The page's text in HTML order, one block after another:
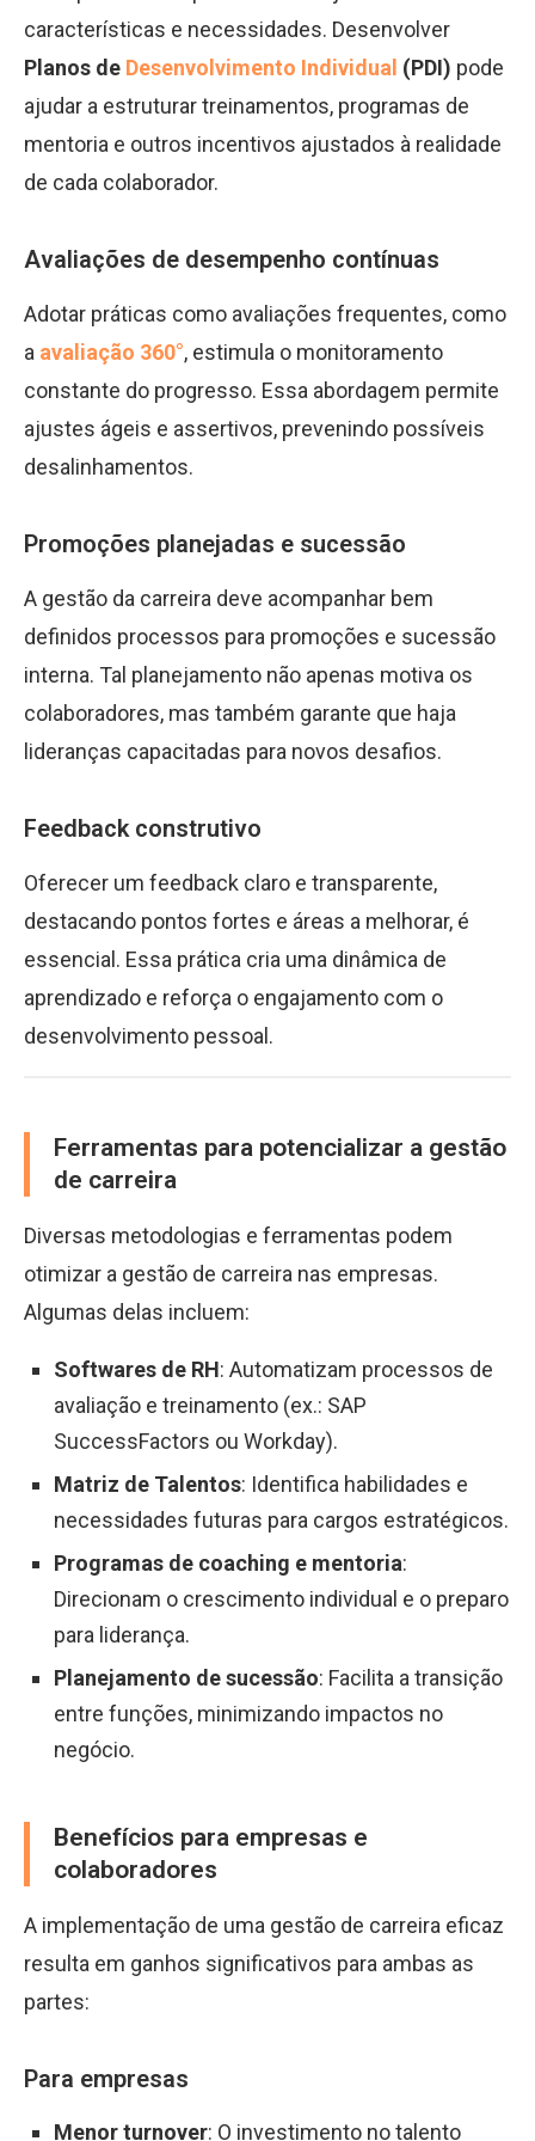
características e necessidades. Desenvolver
Planos de Desenvolvimento Individual (PDI) pode
ajudar a estruturar treinamentos, programas de
mentoria e outros incentivos ajustados à realidade
de cada colaborador.
Avaliações de desempenho contínuas
Adotar práticas como avaliações frequentes, como
a avaliação 360°, estimula o monitoramento
constante do progresso. Essa abordagem permite
ajustes ágeis e assertivos, prevenindo possíveis
desalinhamentos.
Promoções planejadas e sucessão
A gestão da carreira deve acompanhar bem
definidos processos para promoções e sucessão
interna. Tal planejamento não apenas motiva os
colaboradores, mas também garante que haja
lideranças capacitadas para novos desafios.
Feedback construtivo
Oferecer um feedback claro e transparente,
destacando pontos fortes e áreas a melhorar, é
essencial. Essa prática cria uma dinâmica de
aprendizado e reforça o engajamento com o
desenvolvimento pessoal.
Ferramentas para potencializar a gestão
de carreira
Diversas metodologias e ferramentas podem
otimizar a gestão de carreira nas empresas.
Algumas delas incluem:
Softwares de RH: Automatizam processos de
avaliação e treinamento (ex.: SAP
SuccessFactors ou Workday).
Matriz de Talentos: Identifica habilidades e
necessidades futuras para cargos estratégicos.
Programas de coaching e mentoria:
Direcionam o crescimento individual e o preparo
para liderança.
Planejamento de sucessão: Facilita a transição
entre funções, minimizando impactos no
negócio.
Benefícios para empresas e
colaboradores
A implementação de uma gestão de carreira eficaz
resulta em ganhos significativos para ambas as
partes:
Para empresas
Menor turnover: O investimento no talento